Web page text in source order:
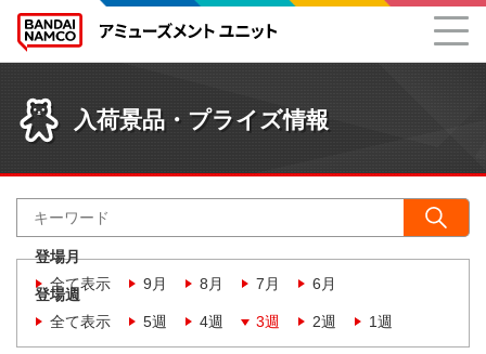
入荷景品・プライズ情報
登場月
全て表示
9月 8月 7月 6月
登場週
全て表示
5週 4週 3週 2週 1週